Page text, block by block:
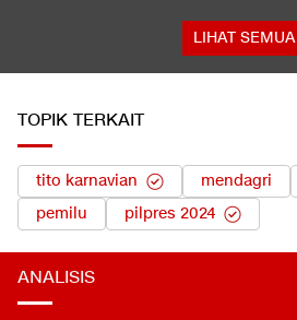
LIHAT SEMUA
TOPIK TERKAIT
tito karnavian mendagri
pemilu
pilpres 2024
ANALISIS